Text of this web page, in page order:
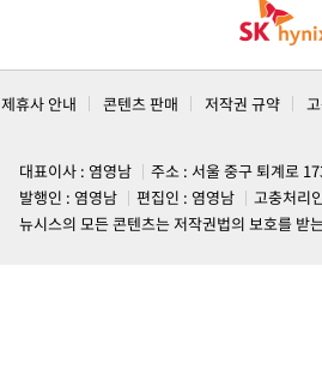
제휴사 안내 콘텐츠 판매 저작권 규약
대표이사 : 염영남
주소 : 서울 중구 퇴계로
발행인 : 염영남
편집인 : 염영남
고충처리
뉴시스의 모든 콘텐츠는 저작권법의 보호를